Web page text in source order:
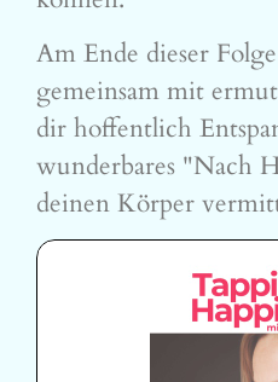
Am Ende dieser
gemeinsam mit
dir hoffentlich
wunderbares "Nach
deinen Körper